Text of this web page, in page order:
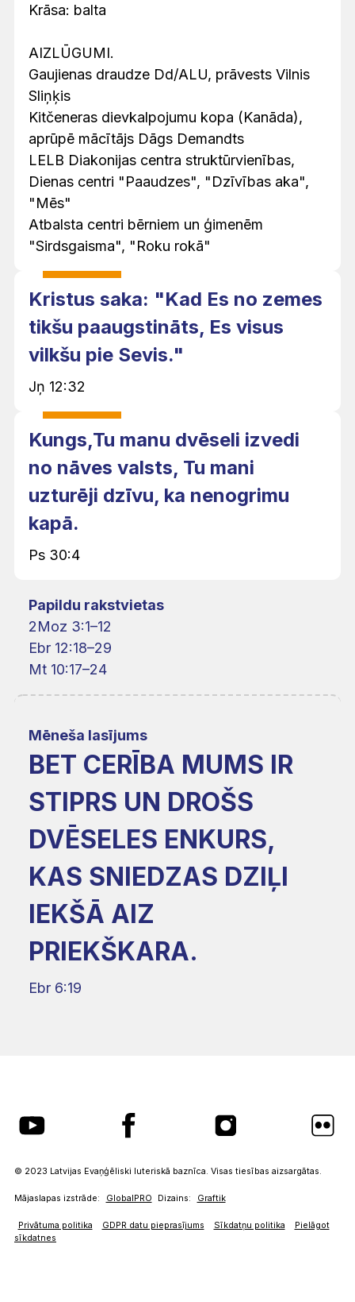
Krāsa: balta
AIZLŪGUMI.
Gaujienas draudze Dd/ALU, prāvests Vilnis
Sliņķis
Kitčeneras dievkalpojumu kopa (Kanāda),
aprūpē mācītājs Dāgs Demandts
LELB Diakonijas centra struktūrvienības,
Dienas centri "Paaudzes", "Dzīvības aka",
"Mēs"
Atbalsta centri bērniem un ģimenēm
"Sirdsgaisma", "Roku rokā"
Kristus saka: "Kad Es no zemes
tikšu paaugstināts, Es visus
vilkšu pie Sevis."
Jņ 12:32
Kungs,Tu manu dvēseli izvedi
no nāves valsts, Tu mani
uzturēji dzīvu, ka nenogrimu
kapā.
Ps 30:4
Papildu rakstvietas
2Moz 3:1–12
Ebr 12:18–29
Mt 10:17–24
Mēneša lasījums
BET CERĪBA MUMS IR
STIPRS UN DROŠS
DVĒSELES ENKURS,
KAS SNIEDZAS DZIĻI
IEKŠĀ AIZ
PRIEKŠKARA.
Ebr 6:19
© 2023 Latvijas Evaņģēliski luteriskā baznīca. Visas tiesības aizsargātas.
Mājaslapas izstrāde: GlobalPRO Dizains: Graftik
Privātuma politika GDPR datu pieprasījums Sīkdatņu politika
Pielāgot
sīkdatnes